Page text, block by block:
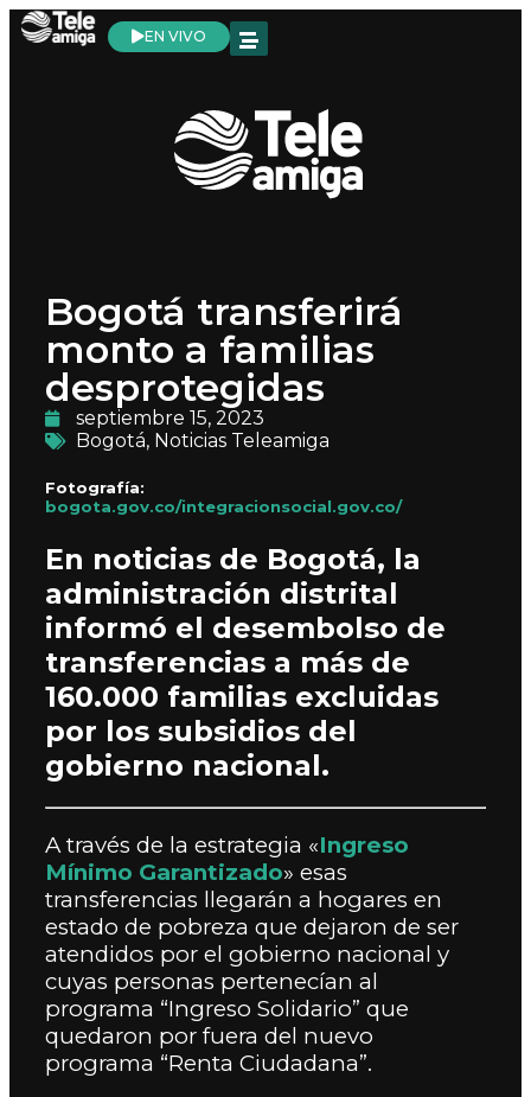
EN VIVO
Bogotá transferirá
monto a familias
desprotegidas
septiembre 15, 2023
Bogotá, Noticias Teleamiga
Fotografía:
bogota.gov.co/integracionsocial.gov.co/
En noticias de Bogotá, la
administración distrital
informó el desembolso de
transferencias a más de
160.000 familias excluidas
por los subsidios del
gobierno nacional.
A través de la estrategia «Ingreso
Mínimo Garantizado» esas
transferencias llegarán a hogares en
estado de pobreza que dejaron de ser
atendidos por el gobierno nacional y
cuyas personas pertenecían al
programa “Ingreso Solidario” que
quedaron por fuera del nuevo
programa “Renta Ciudadana”.